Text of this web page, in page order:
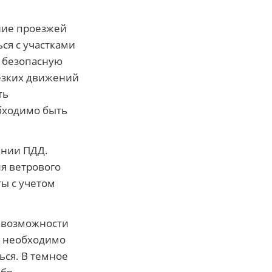
проезжей
с участками
движений
быть
ПДД.
ветрового
с учетом
необходимо
В темное